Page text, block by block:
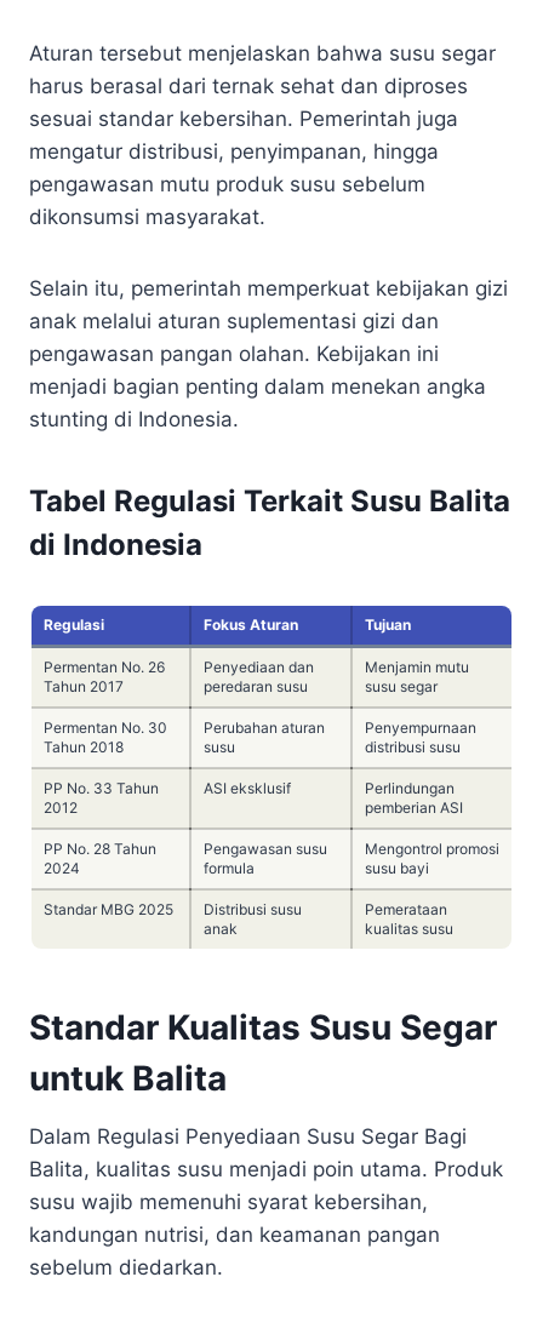
Aturan tersebut menjelaskan bahwa susu segar
harus berasal dari ternak sehat dan diproses
sesuai standar kebersihan. Pemerintah juga
mengatur distribusi, penyimpanan, hingga
pengawasan mutu produk susu sebelum
dikonsumsi masyarakat.
Selain itu, pemerintah memperkuat kebijakan gizi
anak melalui aturan suplementasi gizi dan
pengawasan pangan olahan. Kebijakan ini
menjadi bagian penting dalam menekan angka
stunting di Indonesia.
Tabel Regulasi Terkait Susu Balita
di Indonesia
Regulasi Fokus Aturan Tujuan
Permentan No. 26
Tahun 2017
Penyediaan dan
peredaran susu
Menjamin mutu
susu segar
Permentan No. 30
Tahun 2018
Perubahan aturan
susu
Penyempurnaan
distribusi susu
PP No. 33 Tahun
2012
ASI eksklusif
Perlindungan
pemberian ASI
PP No. 28 Tahun
2024
Pengawasan susu
formula
Mengontrol promosi
susu bayi
Standar MBG 2025
Distribusi susu
anak
Pemerataan
kualitas susu
Standar Kualitas Susu Segar
untuk Balita
Dalam Regulasi Penyediaan Susu Segar Bagi
Balita, kualitas susu menjadi poin utama. Produk
susu wajib memenuhi syarat kebersihan,
kandungan nutrisi, dan keamanan pangan
sebelum diedarkan.